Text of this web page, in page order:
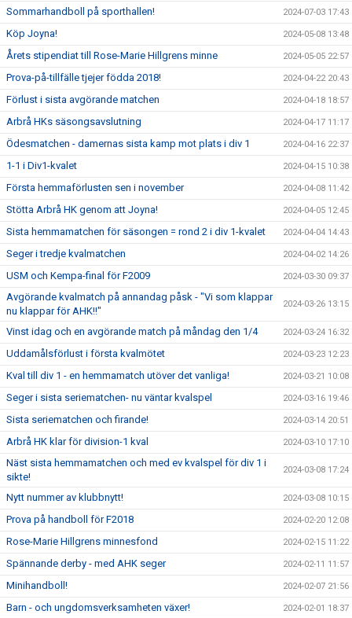
Sommarhandboll på sporthallen! 2024-07-03 17:43
Köp Joyna! 2024-05-08 13:48
Årets stipendiat till Rose-Marie Hillgrens minne 2024-05-05 22:57
Prova-på-tillfälle tjejer födda 2018! 2024-04-22 20:43
Förlust i sista avgörande matchen 2024-04-18 18:57
Arbrå HKs säsongsavslutning 2024-04-17 11:17
Ödesmatchen - damernas sista kamp mot plats i div 1 2024-04-16 22:37
1-1 i Div1-kvalet 2024-04-15 10:38
Första hemmaförlusten sen i november 2024-04-08 11:42
Stötta Arbrå HK genom att Joyna! 2024-04-05 12:45
Sista hemmamatchen för säsongen = rond 2 i div 1-kvalet 2024-04-04 14:43
Seger i tredje kvalmatchen 2024-04-02 14:26
USM och Kempa-final för F2009 2024-03-30 09:37
Avgörande kvalmatch på annandag påsk - "Vi som klappar
nu klappar för AHK!!"
2024-03-26 13:15
Vinst idag och en avgörande match på måndag den 1/4 2024-03-24 16:32
Uddamålsförlust i första kvalmötet 2024-03-23 12:23
Kval till div 1 - en hemmamatch utöver det vanliga! 2024-03-21 10:08
Seger i sista seriematchen- nu väntar kvalspel 2024-03-16 19:46
Sista seriematchen och firande! 2024-03-14 20:51
Arbrå HK klar för division-1 kval 2024-03-10 17:10
Näst sista hemmamatchen och med ev kvalspel för div 1 i
sikte!
2024-03-08 17:24
Nytt nummer av klubbnytt! 2024-03-08 10:15
Prova på handboll för F2018 2024-02-20 12:08
Rose-Marie Hillgrens minnesfond 2024-02-15 11:22
Spännande derby - med AHK seger 2024-02-11 11:57
Minihandboll! 2024-02-07 21:56
Barn - och ungdomsverksamheten växer! 2024-02-01 18:37